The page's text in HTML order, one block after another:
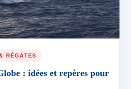
RÉGATES
: idées et repères pour